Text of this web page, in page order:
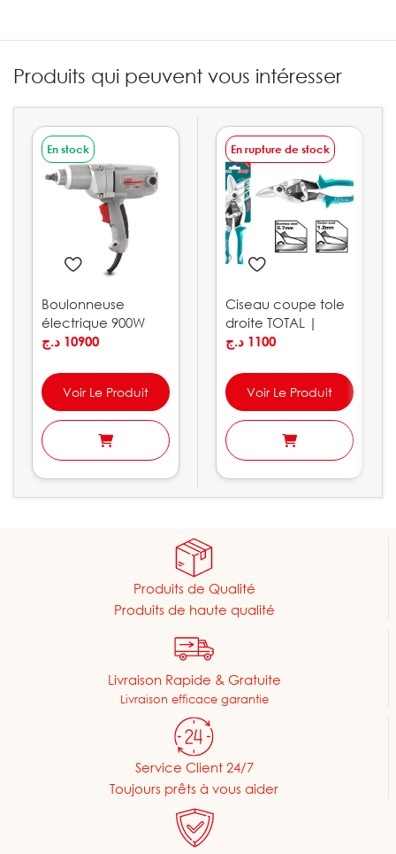
Produits qui peuvent vous intéresser
En stock
Boulonneuse
électrique 900W
320Nm CROWN |
10900 د.ج
Voir Le Produit
En rupture de stock
Ciseau coupe tole
droite TOTAL |
THT523106
1100 د.ج
Voir Le Produit
Produits de Qualité
Produits de haute qualité
Livraison Rapide & Gratuite
Livraison efficace garantie
Service Client 24/7
Toujours prêts à vous aider